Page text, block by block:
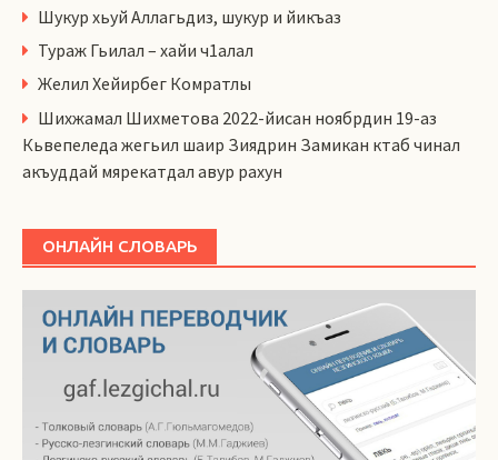
Шукур хьуй Аллагьдиз, шукур и йикъаз
Тураж Гьилал – хайи ч1алал
Желил Хейирбег Комратлы
Шихжамал Шихметова 2022-йисан ноябрдин 19-аз
Кьвепеледа жегьил шаир Зиядрин Замикан ктаб чинал
акъуддай мярекатдал авур рахун
ОНЛАЙН СЛОВАРЬ